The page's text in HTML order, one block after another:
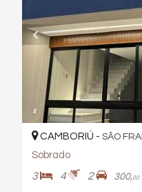
CAMBORIÚ - SÃO
Sobrado
3 4 2 300,00